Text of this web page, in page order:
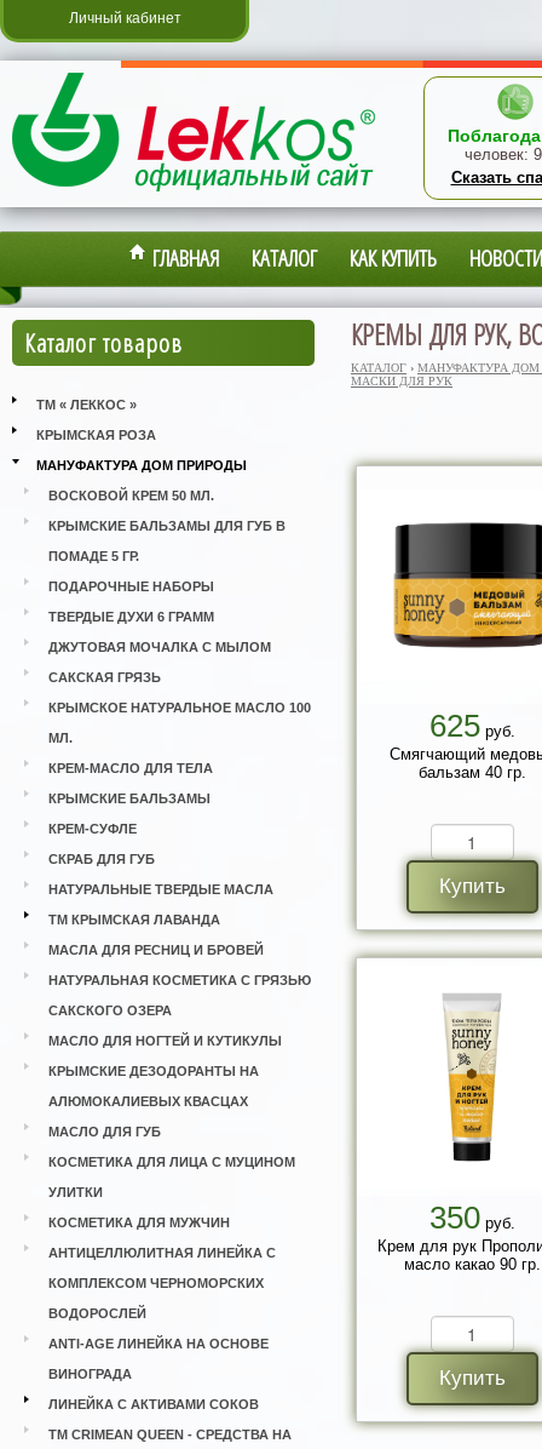
Личный кабинет
человек:
Сказать
ГЛАВНАЯ КАТАЛОГ КАК КУПИТЬ НОВОСТИ
Каталог товаров
ТМ « ЛЕККОС »
КРЫМСКАЯ РОЗА
МАНУФАКТУРА ДОМ ПРИРОДЫ
ВОСКОВОЙ КРЕМ 50 МЛ.
КРЫМСКИЕ БАЛЬЗАМЫ ДЛЯ ГУБ В
ПОМАДЕ 5 ГР.
ПОДАРОЧНЫЕ НАБОРЫ
ТВЕРДЫЕ ДУХИ 6 ГРАММ
ДЖУТОВАЯ МОЧАЛКА С МЫЛОМ
САКСКАЯ ГРЯЗЬ
КРЫМСКОЕ НАТУРАЛЬНОЕ МАСЛО 100
МЛ.
КРЕМ-МАСЛО ДЛЯ ТЕЛА
КРЫМСКИЕ БАЛЬЗАМЫ
КРЕМ-СУФЛЕ
СКРАБ ДЛЯ ГУБ
НАТУРАЛЬНЫЕ ТВЕРДЫЕ МАСЛА
ТМ КРЫМСКАЯ ЛАВАНДА
МАСЛА ДЛЯ РЕСНИЦ И БРОВЕЙ
НАТУРАЛЬНАЯ КОСМЕТИКА С ГРЯЗЬЮ
САКСКОГО ОЗЕРА
МАСЛО ДЛЯ НОГТЕЙ И КУТИКУЛЫ
КРЫМСКИЕ ДЕЗОДОРАНТЫ НА
АЛЮМОКАЛИЕВЫХ КВАСЦАХ
МАСЛО ДЛЯ ГУБ
КОСМЕТИКА ДЛЯ ЛИЦА С МУЦИНОМ
УЛИТКИ
КОСМЕТИКА ДЛЯ МУЖЧИН
АНТИЦЕЛЛЮЛИТНАЯ ЛИНЕЙКА С
КОМПЛЕКСОМ ЧЕРНОМОРСКИХ
ВОДОРОСЛЕЙ
ANTI-AGE ЛИНЕЙКА НА ОСНОВЕ
ВИНОГРАДА
ЛИНЕЙКА С АКТИВАМИ СОКОВ
ТМ CRIMEAN QUEEN - СРЕДСТВА НА
КРЕМЫ ДЛЯ РУК,
КАТАЛОГ › МАНУФАКТУРА
МАСКИ ДЛЯ РУК
625руб.
Смягчающий
бальзам 40 гр.
Купить
350руб.
Крем для рук
масло какао 90 гр.
Купить